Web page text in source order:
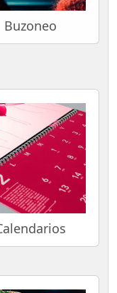
Buzoneo